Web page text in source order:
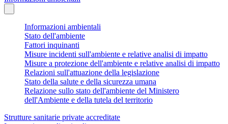
Informazioni ambientali
Stato dell'ambiente
Fattori inquinanti
Misure incidenti sull'ambiente e relative analisi di impatto
Misure a protezione dell'ambiente e relative analisi di impatto
Relazioni sull'attuazione della legislazione
Stato della salute e della sicurezza umana
Relazione sullo stato dell'ambiente del Ministero
dell'Ambiente e della tutela del territorio
Strutture sanitarie private accreditate